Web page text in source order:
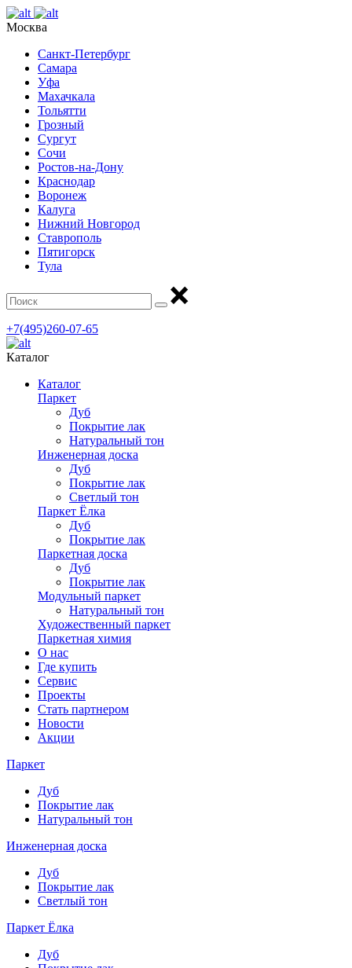
Москва
Санкт-Петербург
Самара
Уфа
Махачкала
Тольятти
Грозный
Сургут
Сочи
Ростов-на-Дону
Краснодар
Воронеж
Калуга
Нижний Новгород
Ставрополь
Пятигорск
Тула
+7(495)260-07-65
Каталог
Каталог
Паркет
Дуб
Покрытие лак
Натуральный тон
Инженерная доска
Дуб
Покрытие лак
Светлый тон
Паркет Ёлка
Дуб
Покрытие лак
Паркетная доска
Дуб
Покрытие лак
Модульный паркет
Натуральный тон
Художественный паркет
Паркетная химия
О нас
Где купить
Сервис
Проекты
Стать партнером
Новости
Акции
Паркет
Дуб
Покрытие лак
Натуральный тон
Инженерная доска
Дуб
Покрытие лак
Светлый тон
Паркет Ёлка
Дуб